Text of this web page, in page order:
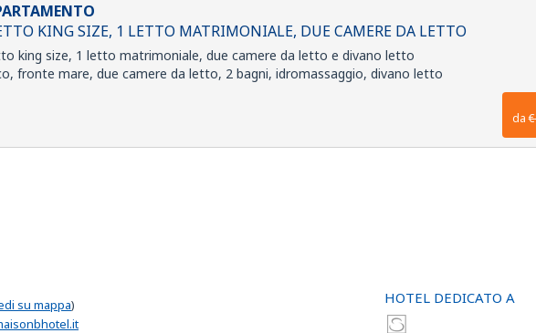
KING SIZE, 1 LETTO MATRIMONIALE, DUE CAMERE DA LETTO
king size, 1 letto matrimoniale, due camere da letto e divano letto
fronte mare, due camere da letto, 2 bagni, idromassaggio, divano letto
da€
su mappa)
HOTEL DEDICATO A